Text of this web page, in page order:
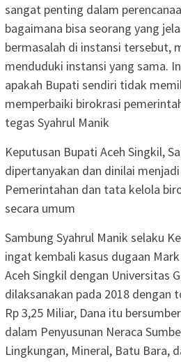
sangat penting dalam
bagaimana bisa seorang yang
bermasalah di instansi tersebut,
menduduki instansi yang sama.
apakah Bupati sendiri tidak
memperbaiki birokrasi
tegas Syahrul Manik
Keputusan Bupati Aceh Singkil,
dipertanyakan dan dinilai
Pemerintahan dan tata kelola
secara umum
Sambung Syahrul Manik selaku
ingat kembali kasus dugaan
Aceh Singkil dengan Universitas
dilaksanakan pada 2018 dengan
Rp 3,25 Miliar, Dana itu
dalam Penyusunan Neraca
Lingkungan, Mineral, Batu Bara,